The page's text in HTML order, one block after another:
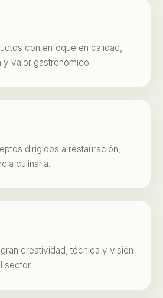
con enfoque en calidad,
y valor gastronómico.
dirigidos a restauración,
culinaria.
creatividad, técnica y visión
sector.